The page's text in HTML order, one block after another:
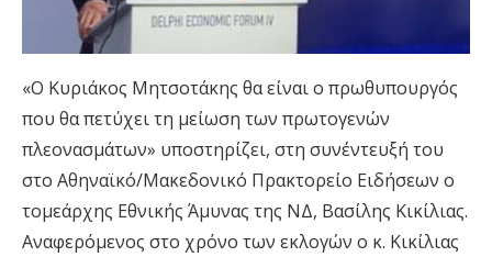
«Ο Κυριάκος Μητσοτάκης θα είναι ο πρωθυπουργός
που θα πετύχει τη μείωση των πρωτογενών
πλεονασμάτων» υποστηρίζει, στη συνέντευξή του
στο Αθηναϊκό/Μακεδονικό Πρακτορείο Ειδήσεων ο
τομεάρχης Εθνικής Άμυνας της ΝΔ, Βασίλης Κικίλιας.
Αναφερόμενος στο χρόνο των εκλογών ο κ. Κικίλιας